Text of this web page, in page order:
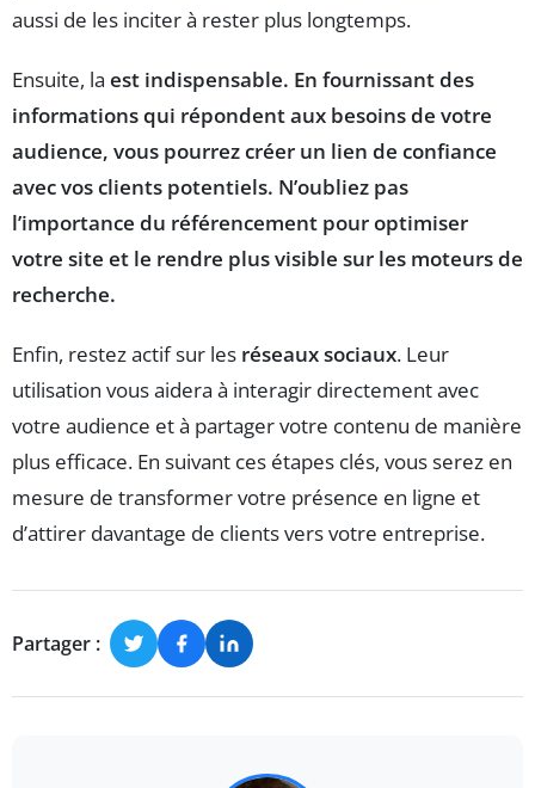
aussi de les inciter à rester plus longtemps.
Ensuite, la est indispensable. En fournissant des
informations qui répondent aux besoins de votre
audience, vous pourrez créer un lien de confiance
avec vos clients potentiels. N’oubliez pas
l’importance du référencement pour optimiser
votre site et le rendre plus visible sur les moteurs de
recherche.
Enfin, restez actif sur les réseaux sociaux. Leur
utilisation vous aidera à interagir directement avec
votre audience et à partager votre contenu de manière
plus efficace. En suivant ces étapes clés, vous serez en
mesure de transformer votre présence en ligne et
d’attirer davantage de clients vers votre entreprise.
Partager :